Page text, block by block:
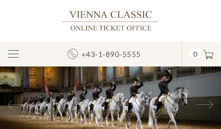
Afficher/masquer
la
navigation
+43-1-890-5555 0
Précédent